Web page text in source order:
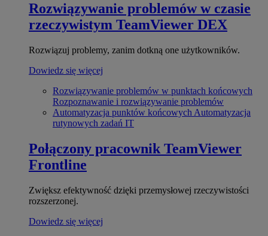
Rozwiązywanie problemów w czasie
rzeczywistym TeamViewer DEX
Rozwiązuj problemy, zanim dotkną one użytkowników.
Dowiedz się więcej
Rozwiązywanie problemów w punktach końcowych
Rozpoznawanie i rozwiązywanie problemów
Automatyzacja punktów końcowych Automatyzacja
rutynowych zadań IT
Połączony pracownik TeamViewer
Frontline
Zwiększ efektywność dzięki przemysłowej rzeczywistości
rozszerzonej.
Dowiedz się więcej